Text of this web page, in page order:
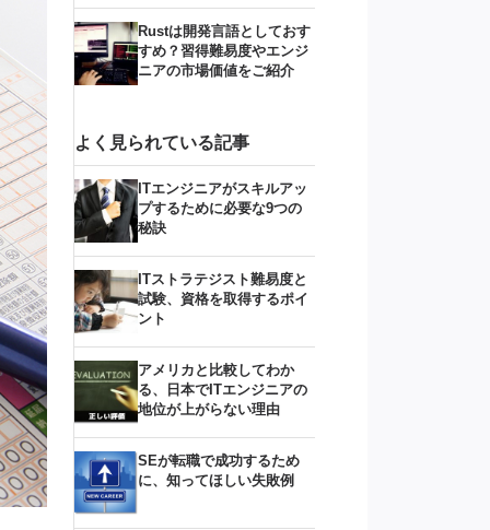
Rustは開発言語としておす
すめ？習得難易度やエンジ
ニアの市場価値をご紹介
よく見られている記事
ITエンジニアがスキルアッ
プするために必要な9つの
秘訣
ITストラテジスト難易度と
試験、資格を取得するポイ
ント
アメリカと比較してわか
る、日本でITエンジニアの
地位が上がらない理由
SEが転職で成功するため
に、知ってほしい失敗例